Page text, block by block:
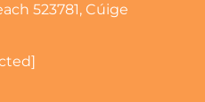
523781, Cúige